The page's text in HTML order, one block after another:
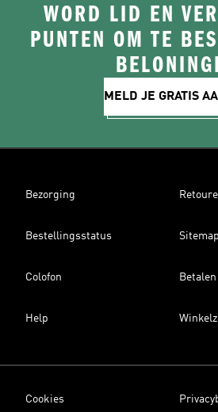
WORD LID EN
PUNTEN OM TE
MELD JE GRATIS
Bezorging
Bestellingsstatus Sitemap
Colofon Betalen
Help
Cookies